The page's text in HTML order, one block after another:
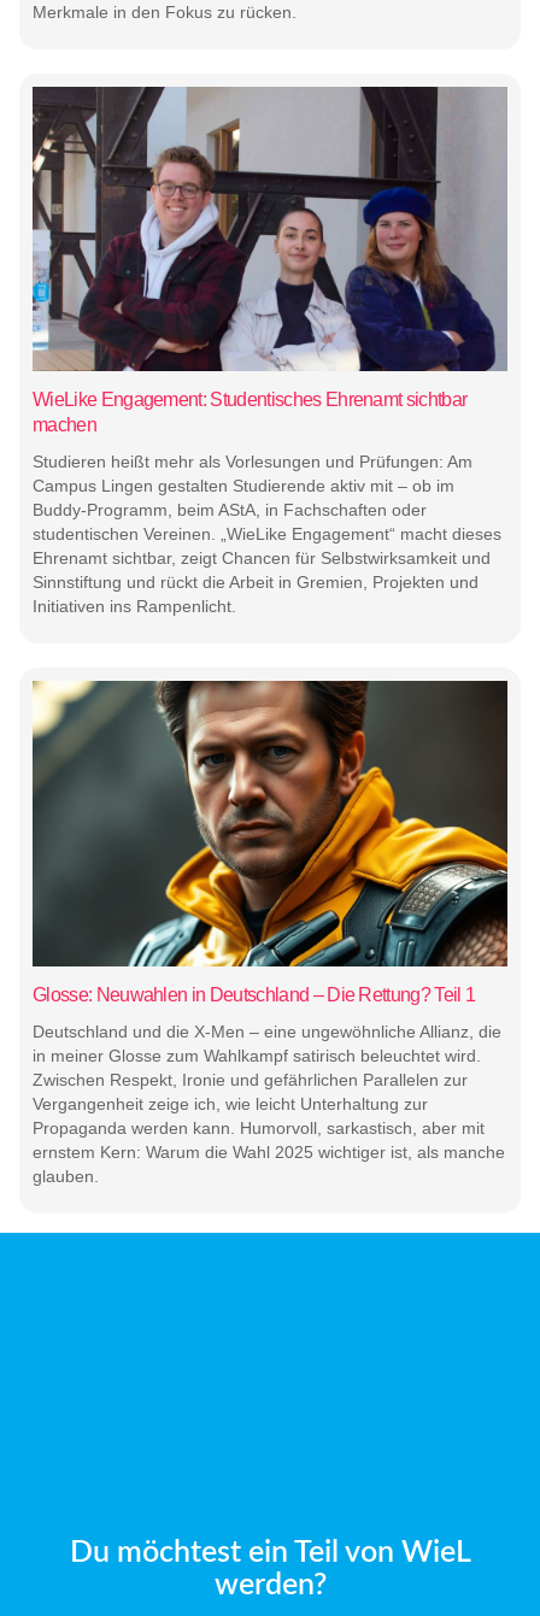
Merkmale in den Fokus zu rücken.
WieLike Engagement: Studentisches Ehrenamt sichtbar
machen
Studieren heißt mehr als Vorlesungen und Prüfungen: Am
Campus Lingen gestalten Studierende aktiv mit – ob im
Buddy-Programm, beim AStA, in Fachschaften oder
studentischen Vereinen. „WieLike Engagement“ macht dieses
Ehrenamt sichtbar, zeigt Chancen für Selbstwirksamkeit und
Sinnstiftung und rückt die Arbeit in Gremien, Projekten und
Initiativen ins Rampenlicht.
Glosse: Neuwahlen in Deutschland – Die Rettung? Teil 1
Deutschland und die X-Men – eine ungewöhnliche Allianz, die
in meiner Glosse zum Wahlkampf satirisch beleuchtet wird.
Zwischen Respekt, Ironie und gefährlichen Parallelen zur
Vergangenheit zeige ich, wie leicht Unterhaltung zur
Propaganda werden kann. Humorvoll, sarkastisch, aber mit
ernstem Kern: Warum die Wahl 2025 wichtiger ist, als manche
glauben.
Du möchtest ein Teil von WieL
werden?